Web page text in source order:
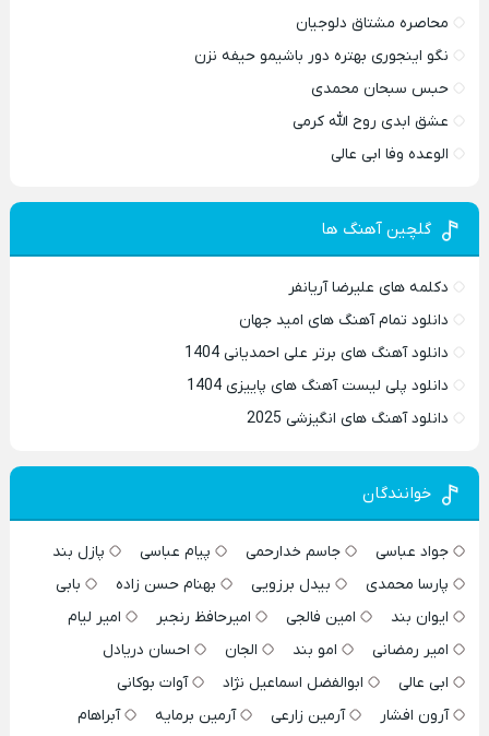
محاصره مشتاق دلوجیان
نگو اینجوری بهتره دور باشیمو حیفه نزن
حبس سبحان محمدی
عشق ابدی روح الله کرمی
الوعده وفا ابی عالی
گلچین آهنگ ها
دکلمه های علیرضا آریانفر
دانلود تمام آهنگ های امید جهان
دانلود آهنگ های برتر علی احمدیانی 1404
دانلود پلی لیست آهنگ های پاییزی 1404
دانلود آهنگ های انگیزشی 2025
خوانندگان
جواد عباسی جاسم خدارحمی پیام عباسی
پازل بند
پارسا محمدی
بیدل برزویی بهنام حسن زاده
بابی
ایوان بند
امین فالجی امیرحافظ رنجبر
امیر لیام
امیر رمضانی
امو بند الجان
احسان دریادل
ابی عالی
ابوالفضل اسماعیل نژاد
آوات بوکانی
آرون افشار
آرمین زارعی آرمین برمایه
آبراهام